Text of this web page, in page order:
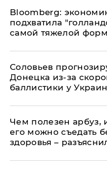
Bloomberg:
подхватила
самой тяжелой
Соловьев
Донецка из-за
баллистики у
Чем полезен арбуз,
его можно съедать
здоровья –